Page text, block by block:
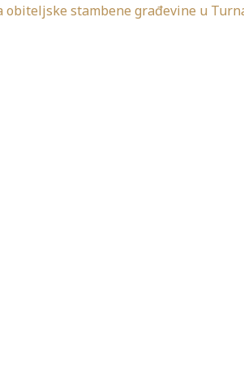
stambene građevine u